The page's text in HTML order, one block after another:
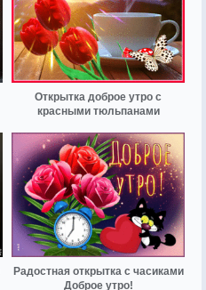
Открытка доброе утро с
красными тюльпанами
Радостная открытка с часиками
Доброе утро!